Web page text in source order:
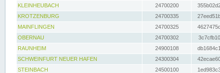
KLEINHEUBACH 24700200
KROTZENBURG
24700335
MAINFLINGEN
24700325
OBERNAU
24700302
RAUNHEIM
24900108
SCHWEINFURT NEUER HAFEN
24300304
STEINBACH
24500100